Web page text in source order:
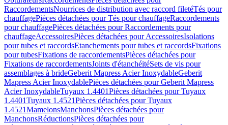
RaccordementsNourrices de distribution avec raccord filetéTés pour
chauffagePièces détachées pour Tés pour chauffageRaccordements
pour chauffagePièces détachées pour Raccordements pour
chauffageAccessoiresPièces détachées pour AccessoiresIsolations
pour tubes et raccordsEtanchements pour tubes et raccordsFixations
pour tubesFixations de raccordementsPièces détachées pour
Fixations de raccordementsJoints d'étanchéitéSets de vis pour
assemblages à brideGeberit Mapress Acier InoxydableGeberit
Mapress Acier InoxydablePièces détachées pour Geberit Mapress
Acier InoxydableTuyaux 1.4401Pièces détachées pour Tuyaux
1.4401Tuyaux 1.4521Pièces détachées pour Tuyaux
1.4521MamelonsManchonsPièces détachées pour
ManchonsRéductionsPièces détachées pour